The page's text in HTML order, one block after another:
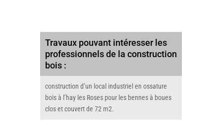
Travaux pouvant intéresser les
professionnels de la construction
bois :
construction d’un local industriel en ossature
bois à l’hay les Roses pour les bennes à boues
clos et couvert de 72 m2.